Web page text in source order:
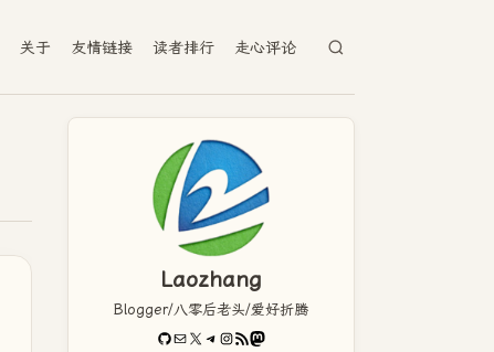
关于 友情链接 读者排行 走心评论
Laozhang
Blogger/八零后老头/爱好折腾
GitHub
电子邮件X Telegram
Instagram
RSS FeedMastodon